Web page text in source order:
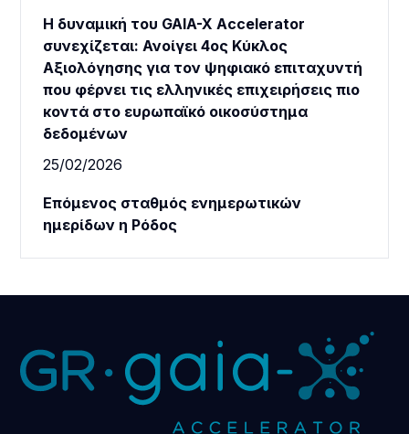
Η δυναμική του GAIA-X Accelerator
συνεχίζεται: Ανοίγει 4ος Κύκλος
Αξιολόγησης για τον ψηφιακό επιταχυντή
που φέρνει τις ελληνικές επιχειρήσεις πιο
κοντά στο ευρωπαϊκό οικοσύστημα
δεδομένων
25/02/2026
Επόμενος σταθμός ενημερωτικών
ημερίδων η Ρόδος